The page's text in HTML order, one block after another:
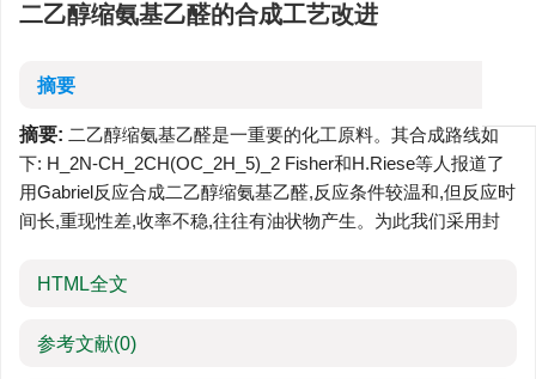
二乙醇缩氨基乙醛的合成工艺改进
摘要
摘要: 二乙醇缩氨基乙醛是一重要的化工原料。其合成路线如
下: H_2N-CH_2CH(OC_2H_5)_2 Fisher和H.Riese等人报道了
用Gabriel反应合成二乙醇缩氨基乙醛,反应条件较温和,但反应时
间长,重现性差,收率不稳,往往有油状物产生。为此我们采用封
HTML全文
参考文献(0)